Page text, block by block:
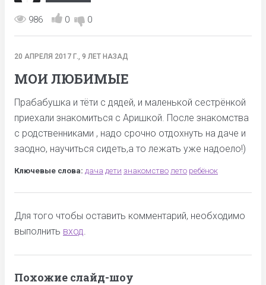
986 0 0
20 АПРЕЛЯ 2017 Г., 9 ЛЕТ НАЗАД
МОИ ЛЮБИМЫЕ
Прабабушка и тёти с дядей, и маленькой сестрёнкой
приехали знакомиться с Аришкой. После знакомства
с родственниками , надо срочно отдохнуть на даче и
заодно, научиться сидеть,а то лежать уже надоело!)
Ключевые слова: дача дети знакомство лето ребёнок
Для того чтобы оставить комментарий, необходимо
выполнить вход.
Похожие слайд-шоу